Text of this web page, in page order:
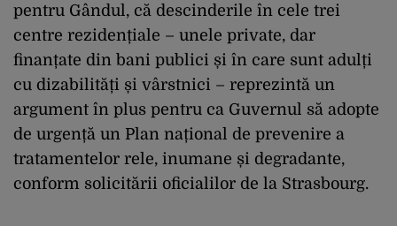
pentru Gândul, că descinderile în cele trei
centre rezidențiale – unele private, dar
finanțate din bani publici și în care sunt adulți
cu dizabilități și vârstnici – reprezintă un
argument în plus pentru ca Guvernul să adopte
de urgență un Plan național de prevenire a
tratamentelor rele, inumane și degradante,
conform solicitării oficialilor de la Strasbourg.